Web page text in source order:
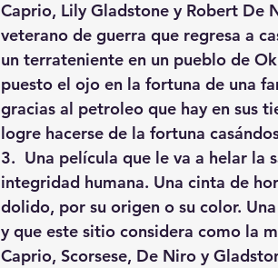
Caprio, Lily Gladstone y Robert De
veterano de guerra que regresa a
un terrateniente en un pueblo de
puesto el ojo en la fortuna de una
gracias al petroleo que hay en sus
logre hacerse de la fortuna
3.  Una película que le va a helar
integridad humana. Una cinta de
dolido, por su origen o su color.
y que este sitio considera como la
Caprio, Scorsese, De Niro y